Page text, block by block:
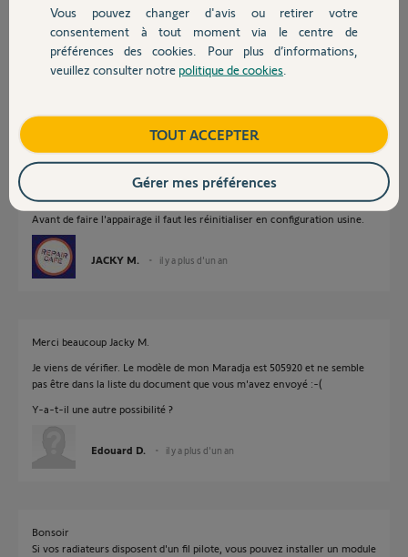
Devis avec un pro
Contact
Réponses
Bonsoir Edouard
Le Cozytouch ne communique pas avec Tahoma.
Par contre si vos radiateurs sont des "Atlantic Maradja PI " ils sont bien
dans la liste de compatibilité de la Tahoma Switch
https://assets3.keepeek.com/medias/domain7918/_permalinks...
Avant de faire l'appairage il faut les réinitialiser en configuration usine.
JACKY M. il y a plus d'un an
Merci beaucoup Jacky M.
Je viens de vérifier. Le modèle de mon Maradja est 505920 et ne semble
pas être dans la liste du document que vous m'avez envoyé :-(
Y-a-t-il une autre possibilité ?
Edouard D. il y a plus d'un an
Bonsoir
Si vos radiateurs disposent d'un fil pilote, vous pouvez installer un module
Vous pouvez changer d'avis ou retirer votre
consentement à tout moment via le centre de
préférences des cookies. Pour plus d’informations,
veuillez consulter notre politique de cookies
TOUT ACCEPTER
Gérer mes préférences